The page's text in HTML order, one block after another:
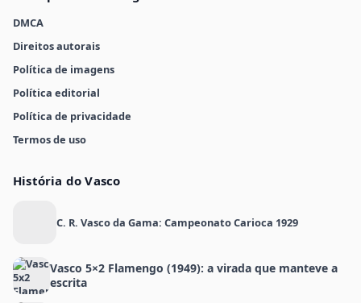
DMCA
Direitos autorais
Política de imagens
Política editorial
Política de privacidade
Termos de uso
História do Vasco
C. R. Vasco da Gama: Campeonato Carioca 1929
Vasco 5×2 Flamengo (1949): a virada que manteve a
escrita